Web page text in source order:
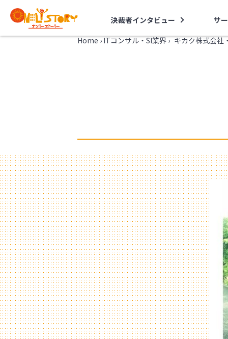
決裁者インタビュー サ
Home › ITコンサル・SI業界 › キカク株式会社